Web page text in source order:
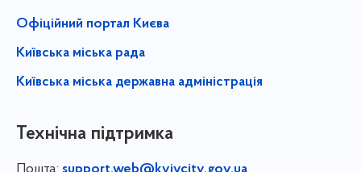
Офіційний портал Києва
Київська міська рада
Київська міська державна адміністрація
Технічна підтримка
Пошта: